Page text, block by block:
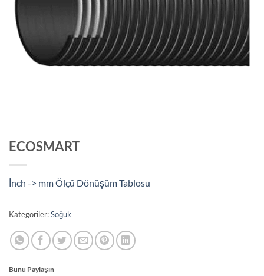
ECOSMART
İnch -> mm Ölçü Dönüşüm Tablosu
Kategoriler:Soğuk
Bunu Paylaşın